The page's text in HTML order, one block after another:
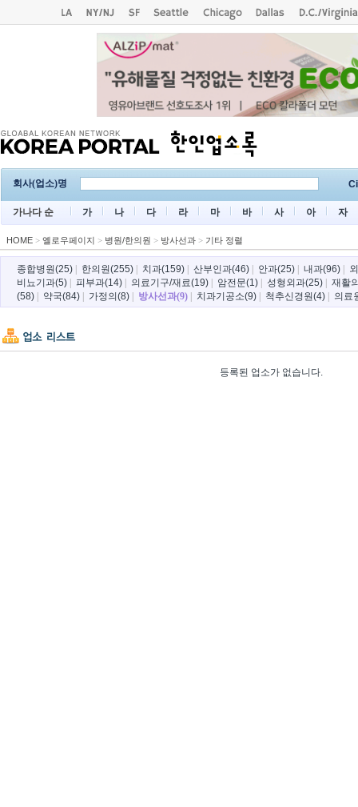
회사(업소)명
가나다 순 가 나 다 라 마 바 사 아 자
HOME > 옐로우페이지 > 병원/한의원 > 방사선과 > 기타 정렬
종합병원(25) 한의원(255) 치과(159) 산부인과(46) 안과(25) 내과(96)
비뇨기과(5)
피부과(14) 의료기구/재료(19) 암전문(1) 성형외과(25)
재활
(58)
약국(84) 가정의(8) 방사선과(9) 치과기공소(9) 척추신경원(4) 의료
등록된 업소가 없습니다.